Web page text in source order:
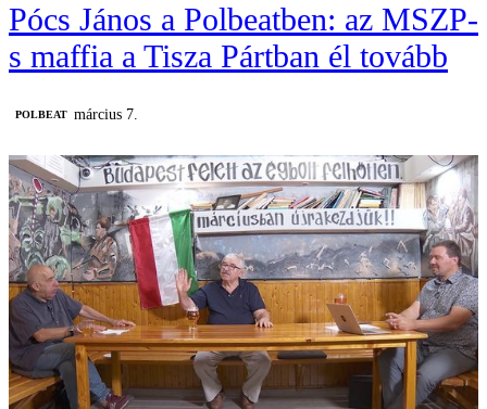
Pócs János a Polbeatben: az MSZP-
s maffia a Tisza Pártban él tovább
‎POLBEAT március 7.